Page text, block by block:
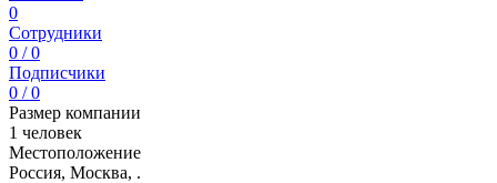
0
Сотрудники
0 / 0
Подписчики
0 / 0
Размер компании
1 человек
Местоположение
Россия, Москва, .